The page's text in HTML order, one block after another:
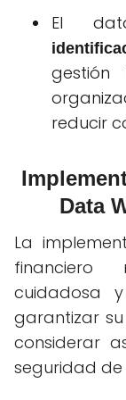
El
gestión
reducir
Data
La
financiero
cuidadosa
garantizar
considerar
seguridad de